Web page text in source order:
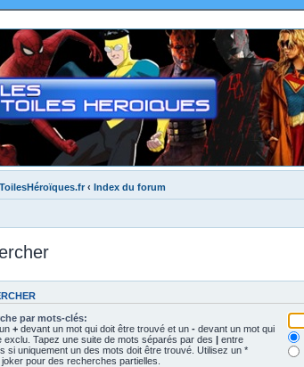
‹ Index du forum
par mots-clés:
+ devant un mot qui doit être trouvé et un - devant un mot qui
exclu. Tapez une suite de mots séparés par des | entre
si uniquement un des mots doit être trouvé. Utilisez un *
pour des recherches partielles.